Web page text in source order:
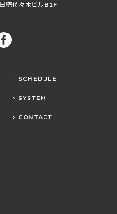
日綜代々木ビルB1F
SCHEDULE
SYSTEM
CONTACT